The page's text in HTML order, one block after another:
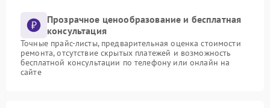
Прозрачное ценообразование и бесплатная
консультация
Точные прайс-листы, предварительная оценка стоимости
ремонта, отсутствие скрытых платежей и возможность
бесплатной консультации по телефону или онлайн на
сайте